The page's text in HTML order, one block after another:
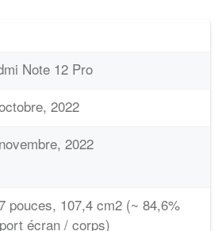
Note 12 Pro
2022
2022
pouces, 107,4 cm2 (~ 84,6%
écran / corps)